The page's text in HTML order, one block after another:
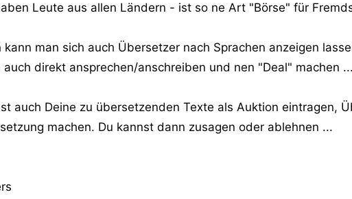
Leute aus allen Ländern - ist so ne Art "Börse" für
kann man sich auch Übersetzer nach Sprachen anzeigen
auch direkt ansprechen/anschreiben und nen "Deal" machen
auch Deine zu übersetzenden Texte als Auktion eintragen,
machen. Du kannst dann zusagen oder ablehnen ...